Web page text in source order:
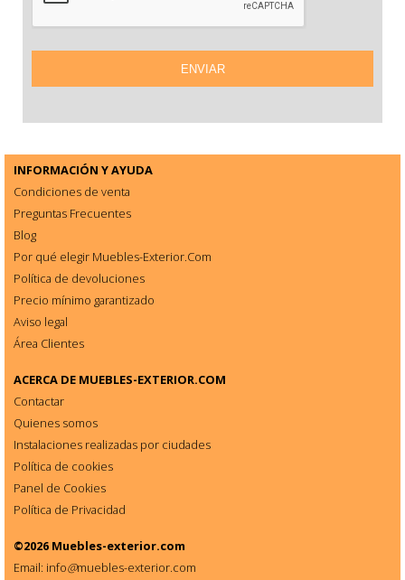
INFORMACIÓN Y AYUDA
Condiciones de venta
Preguntas Frecuentes
Blog
Por qué elegir Muebles-Exterior.Com
Política de devoluciones
Precio mínimo garantizado
Aviso legal
Área Clientes
ACERCA DE MUEBLES-EXTERIOR.COM
Contactar
Quienes somos
Instalaciones realizadas por ciudades
Política de cookies
Panel de Cookies
Política de Privacidad
©2026 Muebles-exterior.com
Email: info@muebles-exterior.com